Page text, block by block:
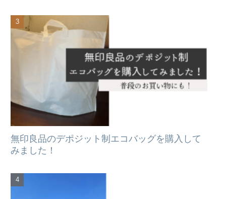
無印良品のデポジット制エコバッグを購入して
みました！